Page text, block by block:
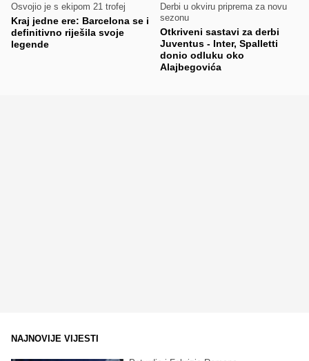
Osvojio je s ekipom 21 trofej
Kraj jedne ere: Barcelona se i
definitivno riješila svoje
legende
Derbi u okviru priprema za novu
sezonu
Otkriveni sastavi za derbi
Juventus - Inter, Spalletti
donio odluku oko
Alajbegovića
NAJNOVIJE VIJESTI